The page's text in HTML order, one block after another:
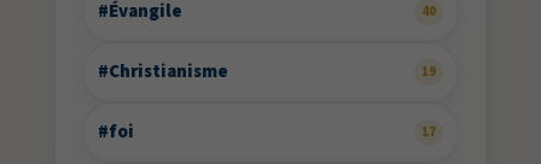
#Évangile 40
#Christianisme 19
#foi 17